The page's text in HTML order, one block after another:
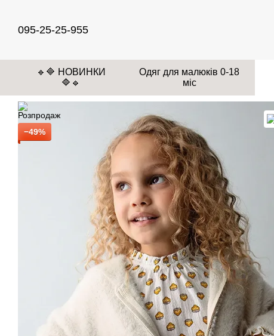
095-25-25-955
🔹🔷 НОВИНКИ
🔷🔹
Одяг для малюків 0-18
міс
−49%